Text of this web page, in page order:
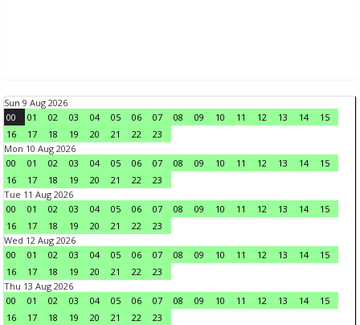
Sun 9 Aug 2026
00
01 02 03 04 05 06 07 08 09 10 11 12 13 14
15
16
17 18 19 20 21 22
23
Mon 10 Aug 2026
00
01 02 03 04 05 06 07 08 09 10 11 12 13 14
15
16
17 18 19 20 21 22
23
Tue 11 Aug 2026
00
01 02 03 04 05 06 07 08 09 10 11 12 13 14
15
16
17 18 19 20 21 22
23
Wed 12 Aug 2026
00
01 02 03 04 05 06 07 08 09 10 11 12 13 14
15
16
17 18 19 20 21 22
23
Thu 13 Aug 2026
00
01 02 03 04 05 06 07 08 09 10 11 12 13 14
15
16
17 18 19 20 21 22
23